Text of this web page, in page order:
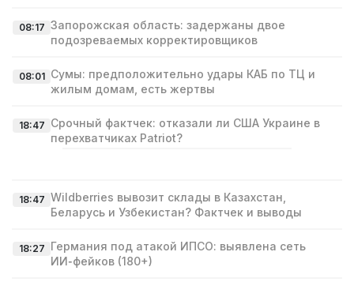
08:17 Запорожская область: задержаны двое
подозреваемых корректировщиков
08:01 Сумы: предположительно удары КАБ по ТЦ и
жилым домам, есть жертвы
18:47 Срочный фактчек: отказали ли США Украине в
перехватчиках Patriot?
18:47 Wildberries вывозит склады в Казахстан,
Беларусь и Узбекистан? Фактчек и выводы
18:27 Германия под атакой ИПСО: выявлена сеть
ИИ‑фейков (180+)